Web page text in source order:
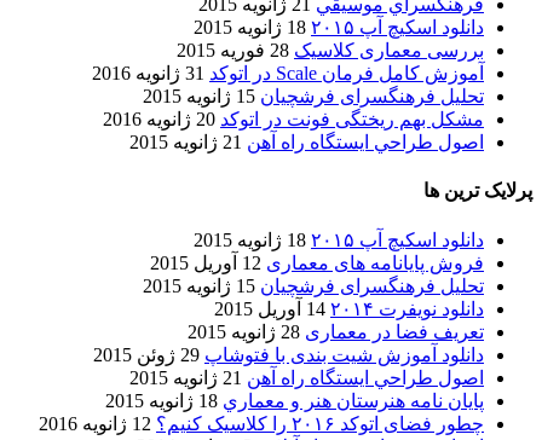
فرهنگسراي موسيقي
21 ژانویه 2015
دانلود اسکیچ آپ ۲۰۱۵
18 ژانویه 2015
بررسی معماری کلاسیک 28 فوریه 2015
آموزش کامل فرمان Scale در اتوکد
31 ژانویه 2016
تحلیل فرهنگسرای فرشچیان 15 ژانویه 2015
مشکل بهم ریختگی فونت در اتوکد 20 ژانویه 2016
اصول طراحي ایستگاه راه آهن 21 ژانویه 2015
پرلایک ترین ها
دانلود اسکیچ آپ ۲۰۱۵
18 ژانویه 2015
فروش پایانامه های معماری 12 آوریل 2015
تحلیل فرهنگسرای فرشچیان 15 ژانویه 2015
دانلود نویفرت ۲۰۱۴
14 آوریل 2015
تعریف فضا در معماری 28 ژانویه 2015
دانلود آموزش شیت بندی با فتوشاپ 29 ژوئن 2015
اصول طراحي ایستگاه راه آهن 21 ژانویه 2015
پایان نامه هنرستان هنر و معماري 18 ژانویه 2015
چطور فضای اتوکد ۲۰۱۶ را کلاسیک کنیم؟
12 ژانویه 2016